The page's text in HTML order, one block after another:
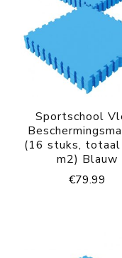
Sportschool
(16 stuks, totaal
m2) Blauw
€79.99